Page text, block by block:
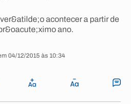
acontecer a partir de
ano.
04/12/2015 às 10:34